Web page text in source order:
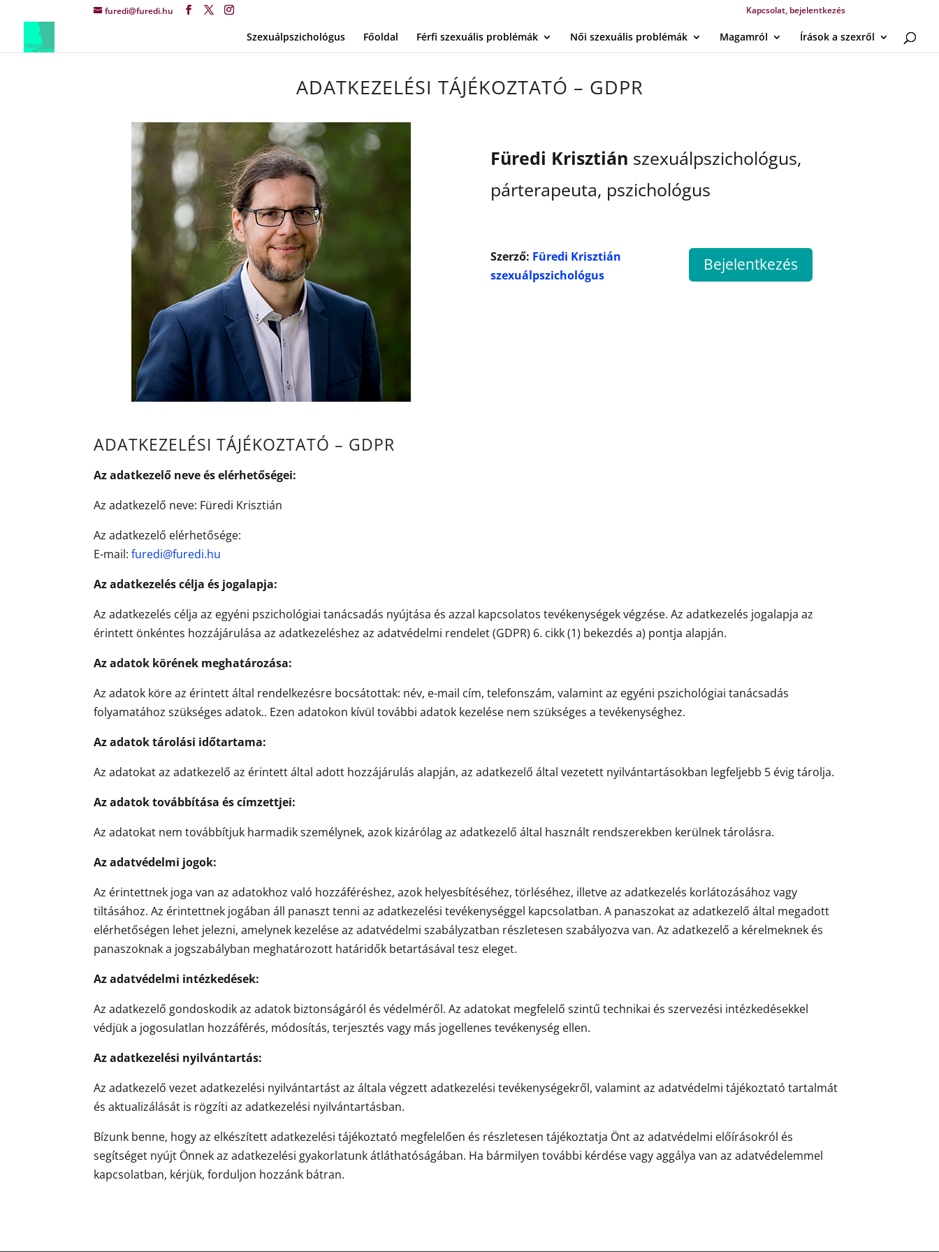
furedi@furedi.hu Kapcsolat, bejelentkezés
Szexuálpszichológus Főoldal Férfi szexuális problémák Női szexuális problémák Magamról Írások a szexről
ADATKEZELÉSI TÁJÉKOZTATÓ – GDPR
Füredi Krisztián szexuálpszichológus,
párterapeuta, pszichológus
Szerző: Füredi Krisztián
szexuálpszichológus
Bejelentkezés
ADATKEZELÉSI TÁJÉKOZTATÓ – GDPR
Az adatkezelő neve és elérhetőségei:
Az adatkezelő neve: Füredi Krisztián
Az adatkezelő elérhetősége:
E-mail:furedi@furedi.hu
Az adatkezelés célja és jogalapja:
Az adatkezelés célja az egyéni pszichológiai tanácsadás nyújtása és azzal kapcsolatos tevékenységek végzése. Az adatkezelés jogalapja az
érintett önkéntes hozzájárulása az adatkezeléshez az adatvédelmi rendelet (GDPR) 6. cikk (1) bekezdés a) pontja alapján.
Az adatok körének meghatározása:
Az adatok köre az érintett által rendelkezésre bocsátottak: név, e-mail cím, telefonszám, valamint az egyéni pszichológiai tanácsadás
folyamatához szükséges adatok.. Ezen adatokon kívül további adatok kezelése nem szükséges a tevékenységhez.
Az adatok tárolási időtartama:
Az adatokat az adatkezelő az érintett által adott hozzájárulás alapján, az adatkezelő által vezetett nyilvántartásokban legfeljebb 5 évig tárolja.
Az adatok továbbítása és címzettjei:
Az adatokat nem továbbítjuk harmadik személynek, azok kizárólag az adatkezelő által használt rendszerekben kerülnek tárolásra.
Az adatvédelmi jogok:
Az érintettnek joga van az adatokhoz való hozzáféréshez, azok helyesbítéséhez, törléséhez, illetve az adatkezelés korlátozásához vagy
tiltásához. Az érintettnek jogában áll panaszt tenni az adatkezelési tevékenységgel kapcsolatban. A panaszokat az adatkezelő által megadott
elérhetőségen lehet jelezni, amelynek kezelése az adatvédelmi szabályzatban részletesen szabályozva van. Az adatkezelő a kérelmeknek és
panaszoknak a jogszabályban meghatározott határidők betartásával tesz eleget.
Az adatvédelmi intézkedések:
Az adatkezelő gondoskodik az adatok biztonságáról és védelméről. Az adatokat megfelelő szintű technikai és szervezési intézkedésekkel
védjük a jogosulatlan hozzáférés, módosítás, terjesztés vagy más jogellenes tevékenység ellen.
Az adatkezelési nyilvántartás:
Az adatkezelő vezet adatkezelési nyilvántartást az általa végzett adatkezelési tevékenységekről, valamint az adatvédelmi tájékoztató tartalmát
és aktualizálását is rögzíti az adatkezelési nyilvántartásban.
Bízunk benne, hogy az elkészített adatkezelési tájékoztató megfelelően és részletesen tájékoztatja Önt az adatvédelmi előírásokról és
segítséget nyújt Önnek az adatkezelési gyakorlatunk átláthatóságában. Ha bármilyen további kérdése vagy aggálya van az adatvédelemmel
kapcsolatban, kérjük, forduljon hozzánk bátran.